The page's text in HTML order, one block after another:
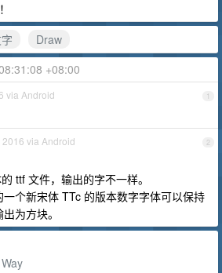
Draw
+08:00
1
via Android
2
2016 via Android
ttf 文件，输出的字不一样。
个新宋体 TTc 的版本数字字体可以保持
为方块。